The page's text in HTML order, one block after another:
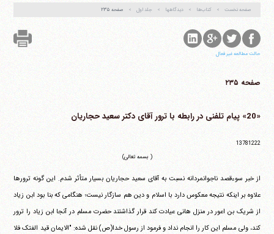
صفحه نخست کتاب‌ها دیدگاهها جلد اول صفحه ۲۳۵
حالت مطالعه غیر فعال
صفحه ۲۳۵
«20» پیام تلفنی در رابطه با ترور آقای دکتر سعید حجاریان
13781222
( بسمه تعالی)
از خبر سوءقصد ناجوانمردانه نسبت به آقای سعید حجاریان بسیار متأثر شدم. این گونه ترورها
علاوه بر اینکه نتیجه معکوس دارد با اسلام و دین هم سازگار نیست؛ هنگامی که بنا بود ابن زیاد
از شریک بن اعور در منزل هانی عیادت کند قرار گذاشتند حضرت مسلم در آنجا ابن زیاد را ترور
کند، ولی مسلم این کار را انجام نداد و فرمود از رسول خدا(ص) نقل شده: "الایمان قید الفتک فلا